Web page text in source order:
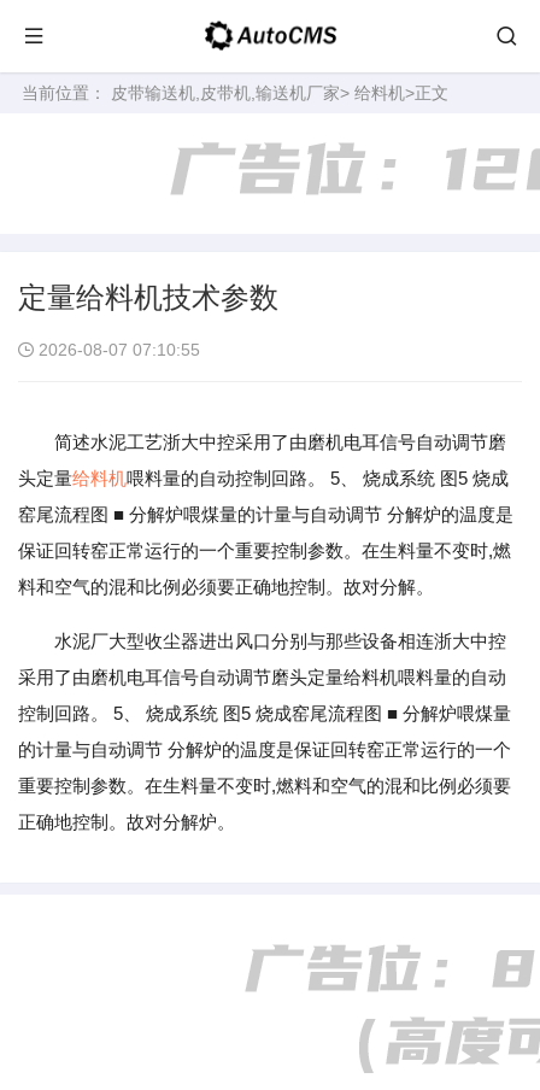
当前位置： 皮带输送机,皮带机,输送机厂家> 给料机>正文
定量给料机技术参数
2026-08-07 07:10:55
简述水泥工艺浙大中控采用了由磨机电耳信号自动调节磨
头定量给料机喂料量的自动控制回路。 5、 烧成系统 图5 烧成
窑尾流程图 ■ 分解炉喂煤量的计量与自动调节 分解炉的温度是
保证回转窑正常运行的一个重要控制参数。在生料量不变时,燃
料和空气的混和比例必须要正确地控制。故对分解。
水泥厂大型收尘器进出风口分别与那些设备相连浙大中控
采用了由磨机电耳信号自动调节磨头定量给料机喂料量的自动
控制回路。 5、 烧成系统 图5 烧成窑尾流程图 ■ 分解炉喂煤量
的计量与自动调节 分解炉的温度是保证回转窑正常运行的一个
重要控制参数。在生料量不变时,燃料和空气的混和比例必须要
正确地控制。故对分解炉。